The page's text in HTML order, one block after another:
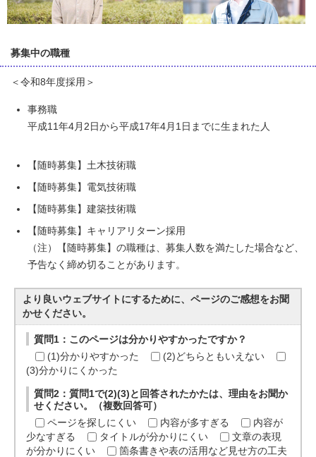
募集中の職種
＜令和8年度採用＞
事務職
平成11年4月2日から平成17年4月1日までに生まれた人
【随時募集】土木技術職
【随時募集】電気技術職
【随時募集】建築技術職
【随時募集】キャリアリターン採用
（注）【随時募集】の職種は、募集人数を満たした場合など、
予告なく締め切ることがあります。
より良いウェブサイトにするために、ページのご感想をお聞
かせください。
質問1：このページは分かりやすかったですか？
(1)分かりやすかった
(2)どちらともいえない
(3)分かりにくかった
質問2：質問1で(2)(3)と回答されたかたは、理由をお聞か
せください。（複数回答可）
ページを探しにくい
内容が多すぎる
内容が
少なすぎる
タイトルが分かりにくい
文章の表現
が分かりにくい
箇条書きや表の活用など見せ方の工夫